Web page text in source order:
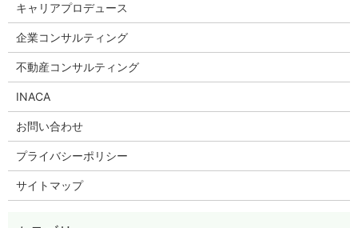
キャリアプロデュース
企業コンサルティング
不動産コンサルティング
INACA
お問い合わせ
プライバシーポリシー
サイトマップ